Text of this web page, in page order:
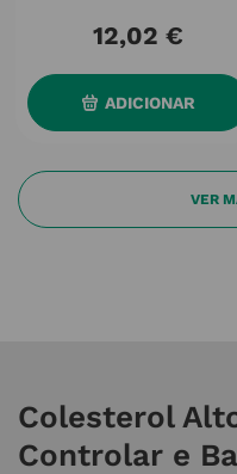
12,02 €
ADICIONAR
Colesterol
Controlar e